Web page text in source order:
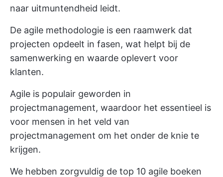
naar uitmuntendheid leidt.
De agile methodologie is een raamwerk dat
projecten opdeelt in fasen, wat helpt bij de
samenwerking en waarde oplevert voor
klanten.
Agile is populair geworden in
projectmanagement, waardoor het essentieel is
voor mensen in het veld van
projectmanagement om het onder de knie te
krijgen.
We hebben zorgvuldig de top 10 agile boeken